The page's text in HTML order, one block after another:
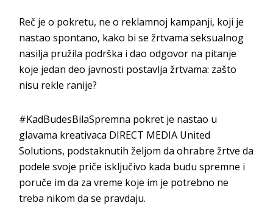
Reč je o pokretu, ne o reklamnoj kampanji, koji je
nastao spontano, kako bi se žrtvama seksualnog
nasilja pružila podrška i dao odgovor na pitanje
koje jedan deo javnosti postavlja žrtvama: zašto
nisu rekle ranije?
#KadBudesBilaSpremna pokret je nastao u
glavama kreativaca DIRECT MEDIA United
Solutions, podstaknutih željom da ohrabre žrtve da
podele svoje priče isključivo kada budu spremne i
poruče im da za vreme koje im je potrebno ne
treba nikom da se pravdaju.